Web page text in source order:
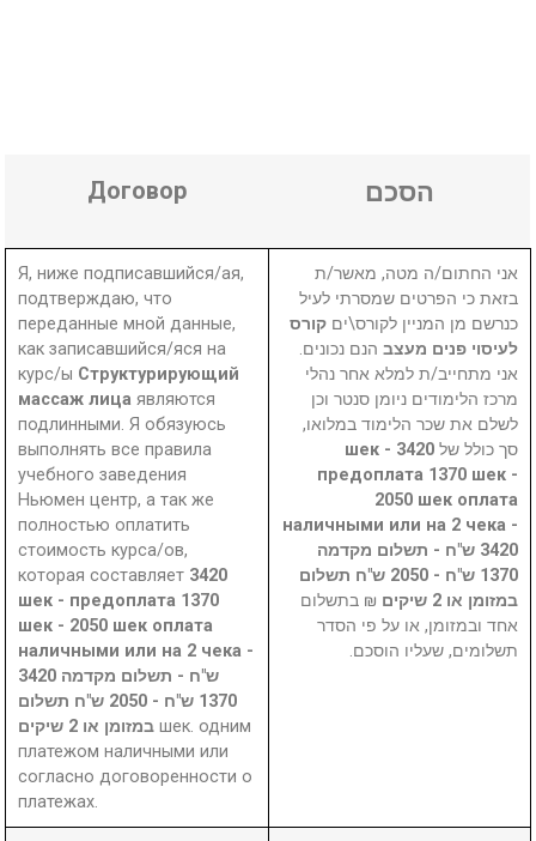
Договор הסכם
Я, ниже подписавшийся/ая,
подтверждаю, что
переданные мной данные,
как записавшийся/яся на
курс/ы Структурирующий
массаж лицаявляются
подлинными. Я обязуюсь
выполнять все правила
учебного заведения
Ньюмен центр, а так же
полностью оплатить
стоимость курса/ов,
которая составляет 3420
шек - предоплата 1370
шек - 2050 шек оплата
наличными или на 2 чека -
3420 ש"ח - תשלום מקדמה
1370 ש"ח - 2050 ש"ח תשלום
במזומן או 2 שיקיםшек. одним
платежом наличными или
согласно договоренности о
платежах.
אני החתום/ה מטה, מאשר/ת
בזאת כי הפרטים שמסרתי לעיל
כנרשם מן המניין לקורס\ים קורס
לעיסוי פנים מעצב הנם נכונים.
אני מתחייב/ת למלא אחר נהלי
מרכז הלימודים ניומן סנטר וכן
לשלם את שכר הלימוד במלואו,
סך כולל של
3420 шек -
предоплата 1370 шек -
2050 шек оплата
наличными или на 2 чека -
3420 ש"ח - תשלום מקדמה
1370 ש"ח - 2050 ש"ח תשלום
במזומן או 2 שיקים
₪ בתשלום
אחד ובמזומן, או על פי הסדר
תשלומים, שעליו הוסכם.